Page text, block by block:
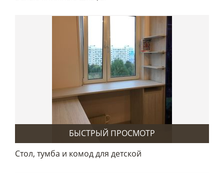
БЫСТРЫЙ ПРОСМОТР
Стол, тумба и комод для детской